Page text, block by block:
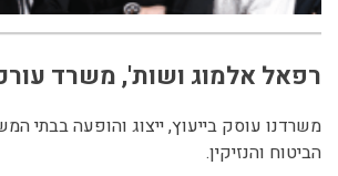
רפאל אלמוג ושות', משרד
משרדנו עוסק בייעוץ, ייצוג והופעה בבתי
הביטוח והנזיקין.